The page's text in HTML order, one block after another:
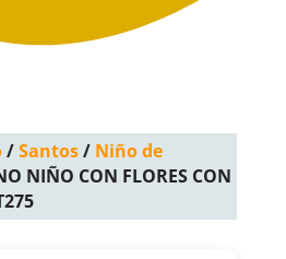
/Santos/ Niño de
NIÑO CON FLORES CON